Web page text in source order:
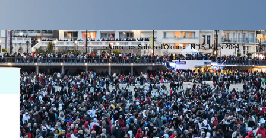
Nous Les Sables d'Olonne - N°15, Mars 2024